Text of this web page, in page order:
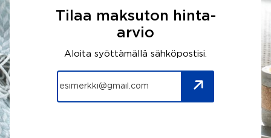
Tilaa maksuton hinta-
arvio
Aloita syöttämällä sähköpostisi.